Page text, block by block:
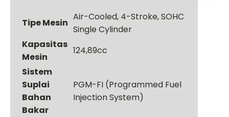
Tipe Mesin
Air-Cooled, 4-Stroke, SOHC
Single Cylinder
Kapasitas
Mesin
124,89cc
Sistem
Suplai
Bahan
Bakar
PGM-FI (Programmed Fuel
Injection System)